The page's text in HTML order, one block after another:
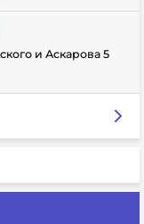
и Аскарова 5